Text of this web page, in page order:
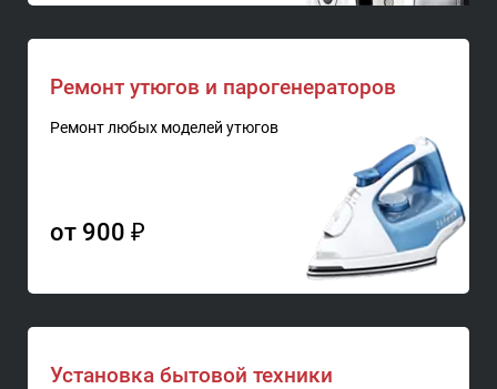
Ремонт утюгов и парогенераторов
Ремонт любых моделей утюгов
от 900 ₽
Установка бытовой техники